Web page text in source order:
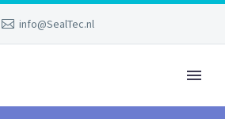
info@SealTec.nl